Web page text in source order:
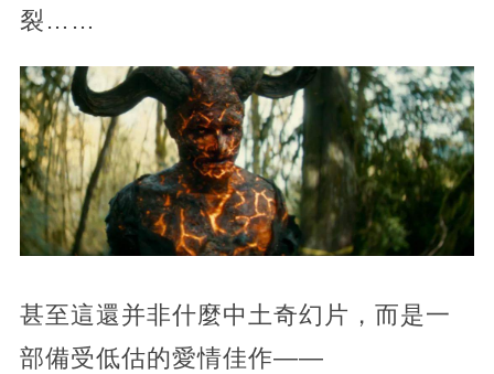
裂……
甚至這還并非什麼中土奇幻片，而是一
部備受低估的愛情佳作——